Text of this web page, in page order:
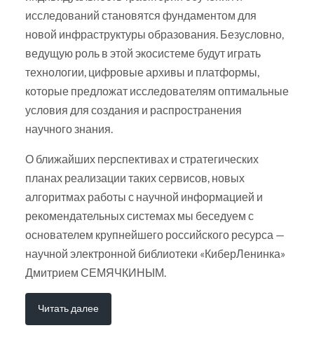
исследований становятся фундаментом для
новой инфраструктуры образования. Безусловно,
ведущую роль в этой экосистеме будут играть
технологии, цифровые архивы и платформы,
которые предложат исследователям оптимальные
условия для создания и распространения
научного знания.
О ближайших перспективах и стратегических
планах реализации таких сервисов, новых
алгоритмах работы с научной информацией и
рекомендательных системах мы беседуем с
основателем крупнейшего российского ресурса —
научной электронной библиотеки «КиберЛенинка»
Дмитрием СЕМЯЧКИНЫМ.
Читать далее